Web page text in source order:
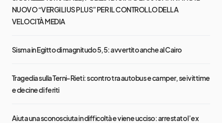
NUOVO “VERGILIUS PLUS” PER IL CONTROLLO DELLA
VELOCITÀ MEDIA
Sisma in Egitto di magnitudo 5,5: avvertito anche al Cairo
Tragedia sulla Terni-Rieti: scontro tra autobus e camper, sei vittime
e decine di feriti
Aiuta una sconosciuta in difficoltà e viene ucciso: arrestato l’ex